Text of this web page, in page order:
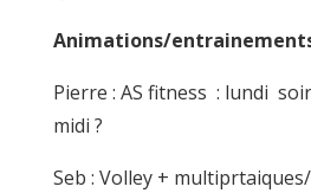
Animations/
Pierre : AS fitness : lundi
midi ?
Seb : Volley +